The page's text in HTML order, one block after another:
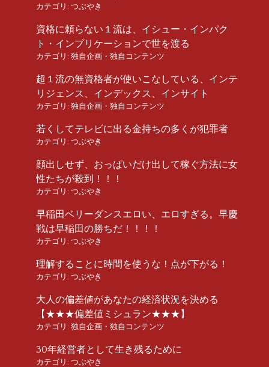
カテゴリ: つぶやき
資格に頼らない１流は、イシュー・インパク
ト・インプリケーションで世を渡る
カテゴリ: 独自企画・独自コンテンツ
超１流の無資格者が使いこなしている、インテ
リジェンス、インデックス、インサイト
カテゴリ: 独自企画・独自コンテンツ
若くしてテレビに出る金持ちの多くが犯罪者
カテゴリ: つぶやき
顔出しせず、おっぱいだけ出して稼ぐ方法に女
性たちが殺到！！！
カテゴリ: つぶやき
早稲田ベリーダンスエロい、エロすぎる。早慶
戦は早稲田の勝ちだ！！！！
カテゴリ: つぶやき
理解することに時間を使うな！点が下がる！
カテゴリ: つぶやき
大人の偏差値があなたの経済状況を決める
【★★★偏差値ミシュラン★★★】
カテゴリ: 独自企画・独自コンテンツ
30年経営者として生き残るために
カテゴリ: つぶやき